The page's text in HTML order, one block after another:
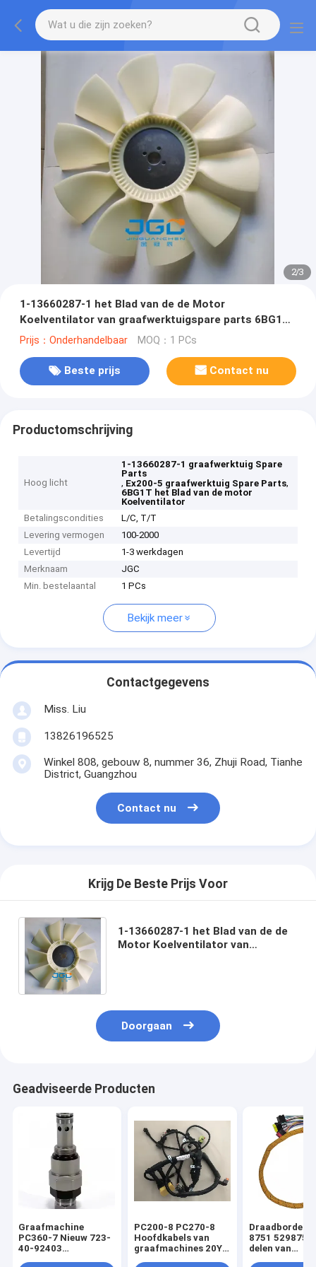
2/3
1-13660287-1 het Blad van de de Motor
Koelventilator van graafwerktuigspare parts 6BG1T
voor SH200 ex200-5
Prijs：Onderhandelbaar MOQ：1 PCs
Beste prijs Contact nu
Productomschrijving
Hoog licht
1-13660287-1 graafwerktuig Spare
Parts
, Ex200-5 graafwerktuig Spare Parts,
6BG1T het Blad van de motor
Koelventilator
Betalingscondities
L/C, T/T
Levering vermogen
100-2000
Levertijd
1-3 werkdagen
Merknaam
JGC
Min. bestelaantal
1 PCs
Bekijk meer
Contactgegevens
Miss. Liu
13826196525
Winkel 808, gebouw 8, nummer 36, Zhuji Road, Tianhe
District, Guangzhou
Contact nu
Krijg De Beste Prijs Voor
1-13660287-1 het Blad van de de
Motor Koelventilator van
Doorgaan
Geadviseerde Producten
Graafmachine
PC360-7 Nieuw 723-
40-92403
PC200-8 PC270-8
Hoofdkabels van
graafmachines 20Y-
Draadborden
8751 5298751
delen van